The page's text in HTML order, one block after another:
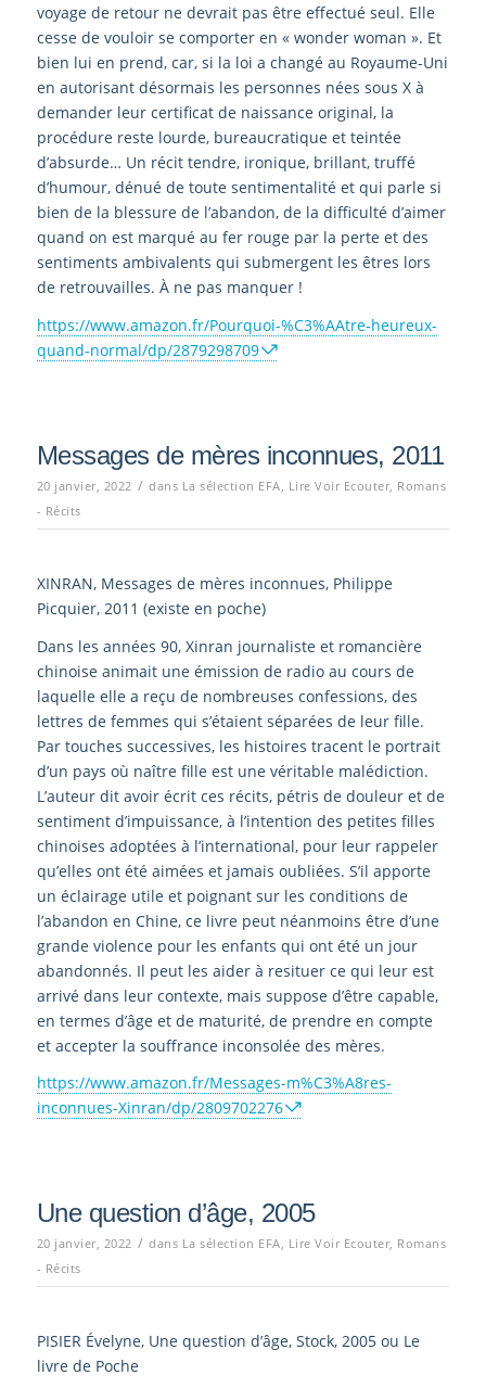
voyage de retour ne devrait pas être effectué seul. Elle
cesse de vouloir se comporter en « wonder woman ». Et
bien lui en prend, car, si la loi a changé au Royaume-Uni
en autorisant désormais les personnes nées sous X à
demander leur certificat de naissance original, la
procédure reste lourde, bureaucratique et teintée
d’absurde… Un récit tendre, ironique, brillant, truffé
d’humour, dénué de toute sentimentalité et qui parle si
bien de la blessure de l’abandon, de la difficulté d’aimer
quand on est marqué au fer rouge par la perte et des
sentiments ambivalents qui submergent les êtres lors
de retrouvailles. À ne pas manquer !
https://www.amazon.fr/Pourquoi-%C3%AAtre-heureux-
quand-normal/dp/2879298709
Messages de mères inconnues, 2011
20 janvier, 2022 / dans La sélection EFA Lire Voir Ecouter, Romans
- Récits
XINRAN, Messages de mères inconnues, Philippe
Picquier, 2011 (existe en poche)
Dans les années 90, Xinran journaliste et romancière
chinoise animait une émission de radio au cours de
laquelle elle a reçu de nombreuses confessions, des
lettres de femmes qui s’étaient séparées de leur fille.
Par touches successives, les histoires tracent le portrait
d’un pays où naître fille est une véritable malédiction.
L’auteur dit avoir écrit ces récits, pétris de douleur et de
sentiment d’impuissance, à l’intention des petites filles
chinoises adoptées à l’international, pour leur rappeler
qu’elles ont été aimées et jamais oubliées. S’il apporte
un éclairage utile et poignant sur les conditions de
l’abandon en Chine, ce livre peut néanmoins être d’une
grande violence pour les enfants qui ont été un jour
abandonnés. Il peut les aider à resituer ce qui leur est
arrivé dans leur contexte, mais suppose d’être capable,
en termes d’âge et de maturité, de prendre en compte
et accepter la souffrance inconsolée des mères.
https://www.amazon.fr/Messages-m%C3%A8res-
inconnues-Xinran/dp/2809702276
Une question d’âge, 2005
20 janvier, 2022 / dans La sélection EFA, Lire Voir Ecouter, Romans
- Récits
PISIER Évelyne, Une question d’âge, Stock, 2005 ou Le
livre de Poche